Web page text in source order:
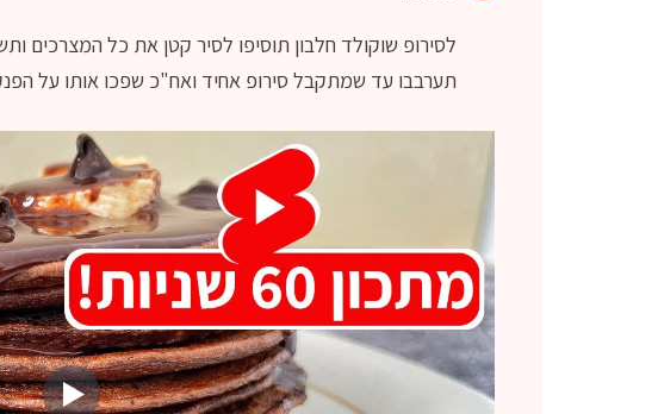
לסירופ שוקולד חלבון תוסיפו לסיר קטן את כל המצרכים
תערבבו עד שמתקבל סירופ אחיד ואח"כ שפכו אותו על